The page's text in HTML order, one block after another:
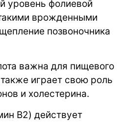
уровень фолиевой
врожденными
позвоночника
важна для пищевого
играет свою роль
и холестерина.
B2) действует